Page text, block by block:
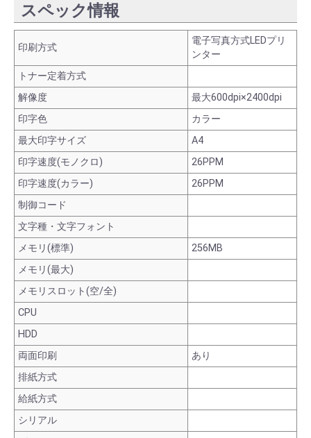
スペック情報
印刷方式
電子写真方式LEDプリ
ンター
トナー定着方式
解像度
最大600dpi×2400dpi
印字色
カラー
最大印字サイズ
A4
印字速度(モノクロ)
26PPM
印字速度(カラー)
26PPM
制御コード
文字種・文字フォント
メモリ(標準)
256MB
メモリ(最大)
メモリスロット(空/全)
CPU
HDD
両面印刷
あり
排紙方式
給紙方式
シリアル